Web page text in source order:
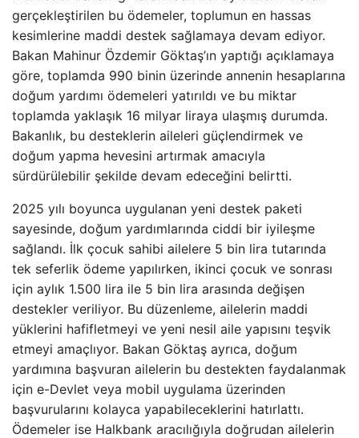
gerçekleştirilen bu ödemeler, toplumun en hassas
kesimlerine maddi destek sağlamaya devam ediyor.
Bakan Mahinur Özdemir Göktaş’ın yaptığı açıklamaya
göre, toplamda 990 binin üzerinde annenin hesaplarına
doğum yardımı ödemeleri yatırıldı ve bu miktar
toplamda yaklaşık 16 milyar liraya ulaşmış durumda.
Bakanlık, bu desteklerin aileleri güçlendirmek ve
doğum yapma hevesini artırmak amacıyla
sürdürülebilir şekilde devam edeceğini belirtti.
2025 yılı boyunca uygulanan yeni destek paketi
sayesinde, doğum yardımlarında ciddi bir iyileşme
sağlandı. İlk çocuk sahibi ailelere 5 bin lira tutarında
tek seferlik ödeme yapılırken, ikinci çocuk ve sonrası
için aylık 1.500 lira ile 5 bin lira arasında değişen
destekler veriliyor. Bu düzenleme, ailelerin maddi
yüklerini hafifletmeyi ve yeni nesil aile yapısını teşvik
etmeyi amaçlıyor. Bakan Göktaş ayrıca, doğum
yardımına başvuran ailelerin bu destekten faydalanmak
için e-Devlet veya mobil uygulama üzerinden
başvurularını kolayca yapabileceklerini hatırlattı.
Ödemeler ise Halkbank aracılığıyla doğrudan ailelerin